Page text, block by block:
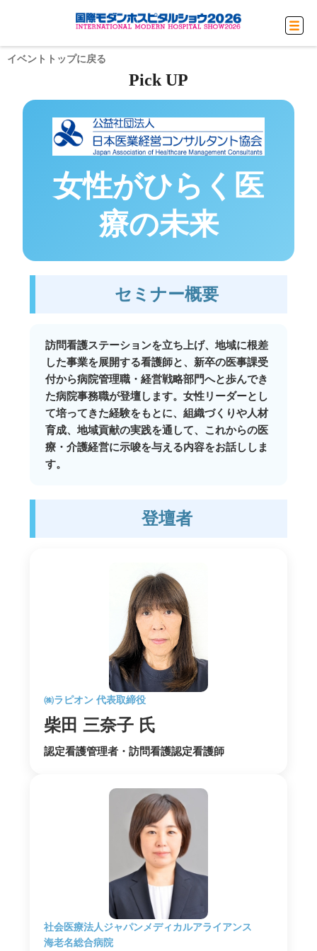
イベントトップに戻る
Pick UP
女性がひらく医
療の未来
セミナー概要
訪問看護ステーションを立ち上げ、地域に根差
した事業を展開する看護師と、新卒の医事課受
付から病院管理職・経営戦略部門へと歩んでき
た病院事務職が登壇します。女性リーダーとし
て培ってきた経験をもとに、組織づくりや人材
育成、地域貢献の実践を通して、これからの医
療・介護経営に示唆を与える内容をお話ししま
す。
登壇者
㈱ラピオン 代表取締役
柴田 三奈子 氏
認定看護管理者・訪問看護認定看護師
社会医療法人ジャパンメディカルアライアンス
海老名総合病院